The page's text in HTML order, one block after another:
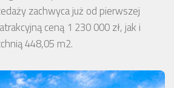
zachwyca już od pierwszej
ceną 1 230 000 zł, jak i
448,05 m2.